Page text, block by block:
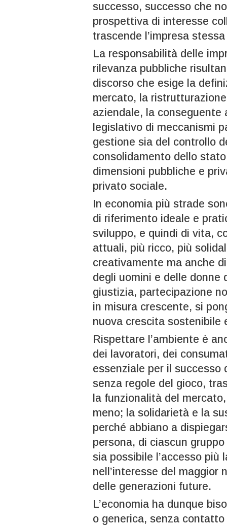
successo, successo che
prospettiva di interesse
trascende l’impresa
La responsabilità delle
rilevanza pubbliche
discorso che esige la
mercato, la
aziendale, la
legislativo di meccanismi
gestione sia del controllo
consolidamento dello
dimensioni pubbliche e
privato sociale.
In economia più strade
di riferimento ideale e
sviluppo, e quindi di vita,
attuali, più ricco, più
creativamente ma anche
degli uomini e delle donne
giustizia, partecipazione
in misura crescente, si
nuova crescita sostenibile
Rispettare l’ambiente è
dei lavoratori, dei
essenziale per il
senza regole del gioco,
la funzionalità del
meno; la solidarietà e la
perché abbiano a
persona, di ciascun
sia possibile l’accesso più
nell’interesse del maggior
delle generazioni future.
L’economia ha dunque
o generica, senza